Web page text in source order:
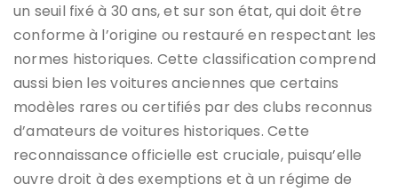
un seuil fixé à 30 ans, et sur son état, qui doit être
conforme à l’origine ou restauré en respectant les
normes historiques. Cette classification comprend
aussi bien les voitures anciennes que certains
modèles rares ou certifiés par des clubs reconnus
d’amateurs de voitures historiques. Cette
reconnaissance officielle est cruciale, puisqu’elle
ouvre droit à des exemptions et à un régime de